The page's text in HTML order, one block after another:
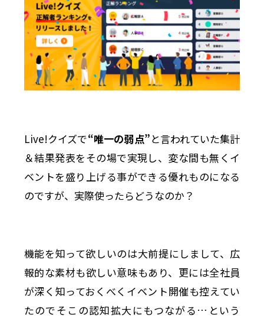
Live!クイズで“唯一の弱点”と言われていた集計
＆結果発表をその場で実現し、変な間も無くイ
ベントを盛り上げる事ができる優れものになる
のですが、実際使ったらどうなのか？
機能を知って欲しいのは大前提にしまして、広
報的な素材も欲しい意味もあり、更には全社員
が深く知っておくべくイベント開催も控えてい
たのでそこの認知拡大にもつながる…という